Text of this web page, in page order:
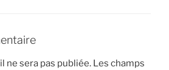
ne sera pas publiée. Les champs